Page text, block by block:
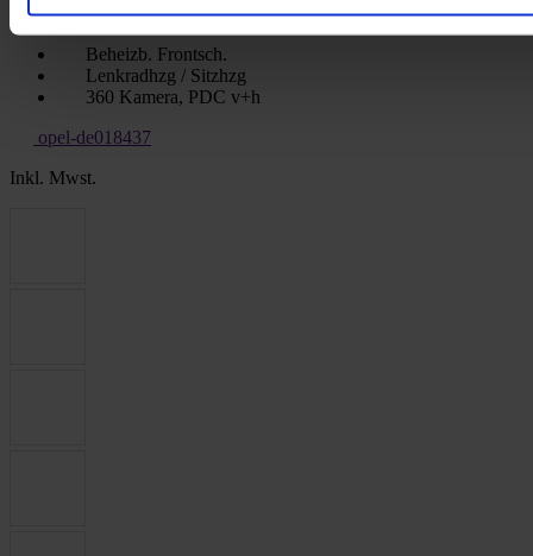
GetriebeartAutomatik
Beheizb. Frontsch.
Lenkradhzg / Sitzhzg
360 Kamera, PDC v+h
opel-de018437
Inkl. Mwst.